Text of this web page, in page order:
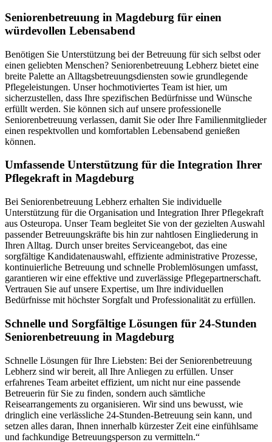
Senioren­betreuung in Magdeburg für einen
würdevollen Lebensabend
Benötigen Sie Unterstützung bei der Betreuung für sich selbst oder
einen geliebten Menschen? Seniorenbetreuung Lebherz bietet eine
breite Palette an Alltagsbetreuungsdiensten sowie grundlegende
Pflegeleistungen. Unser hochmotiviertes Team ist hier, um
sicherzustellen, dass Ihre spezifischen Bedürfnisse und Wünsche
erfüllt werden. Sie können sich auf unsere professionelle
Seniorenbetreuung verlassen, damit Sie oder Ihre Familienmitglieder
einen respektvollen und komfortablen Lebensabend genießen
können.
Umfassende Unterstützung für die Integration Ihrer
Pflegekraft in Magdeburg
Bei Seniorenbetreuung Lebherz erhalten Sie individuelle
Unterstützung für die Organisation und Integration Ihrer Pflegekraft
aus Osteuropa. Unser Team begleitet Sie von der gezielten Auswahl
passender Betreuungskräfte bis hin zur nahtlosen Eingliederung in
Ihren Alltag. Durch unser breites Serviceangebot, das eine
sorgfältige Kandidatenauswahl, effiziente administrative Prozesse,
kontinuierliche Betreuung und schnelle Problemlösungen umfasst,
garantieren wir eine effektive und zuverlässige Pflegepartnerschaft.
Vertrauen Sie auf unsere Expertise, um Ihre individuellen
Bedürfnisse mit höchster Sorgfalt und Professionalität zu erfüllen.
Schnelle und Sorgfältige Lösungen für 24-Stunden
Seniorenbetreuung in Magdeburg
Schnelle Lösungen für Ihre Liebsten: Bei der Seniorenbetreuung
Lebherz sind wir bereit, all Ihre Anliegen zu erfüllen. Unser
erfahrenes Team arbeitet effizient, um nicht nur eine passende
Betreuerin für Sie zu finden, sondern auch sämtliche
Reisearrangements zu organisieren. Wir sind uns bewusst, wie
dringlich eine verlässliche 24-Stunden-Betreuung sein kann, und
setzen alles daran, Ihnen innerhalb kürzester Zeit eine einfühlsame
und fachkundige Betreuungsperson zu vermitteln.“